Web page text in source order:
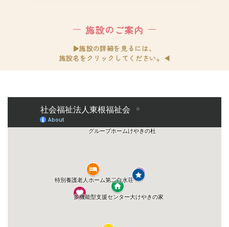
施設のご案内
▶施設の詳細を見るには、
施設名をクリックしてください。◀